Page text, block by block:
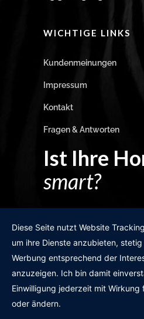
WICHTIGE LINKS
Kundenmeinungen
Impressum
Kontakt
Fragen & Antworten
Ist Ihre
smart?
GRATIS WEBSITE-
Diese Seite nutzt Website
um ihre Dienste anzubieten,
Werbung entsprechend der
anzuzeigen. Ich bin damit
Einwilligung jederzeit mit
oder ändern.